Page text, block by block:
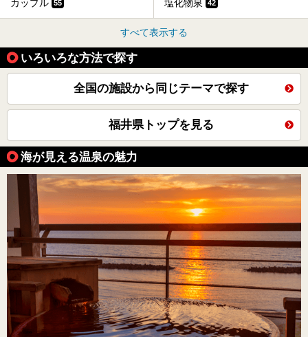
カップル 55 塩化物泉 42
すべて表示する
いろいろな方法で探す
全国の施設から同じテーマで探す
福井県トップを見る
海が見える温泉の魅力